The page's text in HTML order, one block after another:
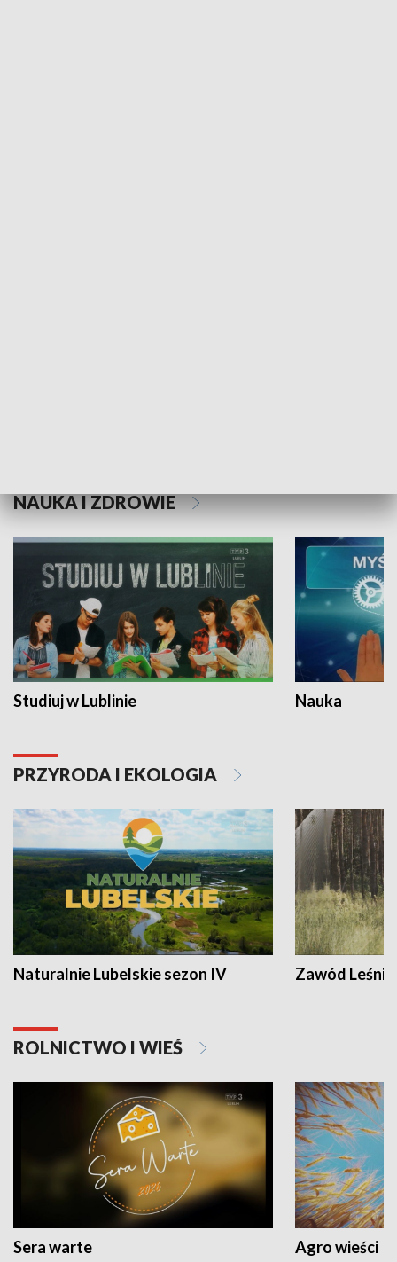
NAUKA I ZDROWIE
Studiuj w Lublinie Nauka
PRZYRODA I EKOLOGIA
Naturalnie Lubelskie sezon IV Zawód Leśnik
ROLNICTWO I WIEŚ
Sera warte Agro wieści